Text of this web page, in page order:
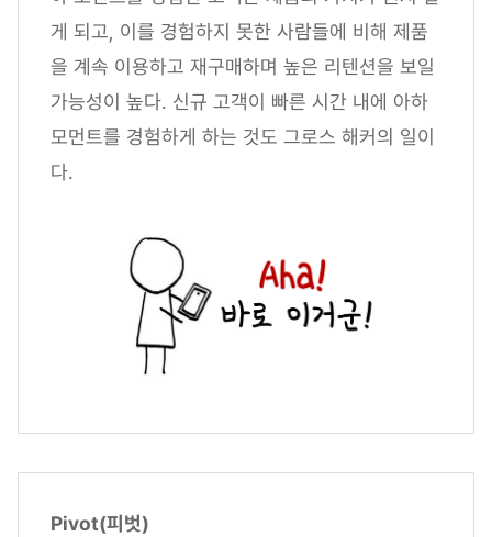
게 되고, 이를 경험하지 못한 사람들에 비해 제품
을 계속 이용하고 재구매하며 높은 리텐션을 보일
가능성이 높다. 신규 고객이 빠른 시간 내에 아하
모먼트를 경험하게 하는 것도 그로스 해커의 일이
다.
Pivot(피벗)